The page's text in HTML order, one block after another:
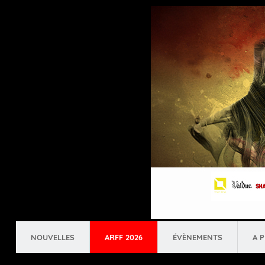
NOUVELLES ARFF 2026 ÉVÈNEMENTS A